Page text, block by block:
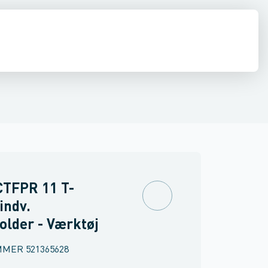
11 T-
- Værktøj
521365628